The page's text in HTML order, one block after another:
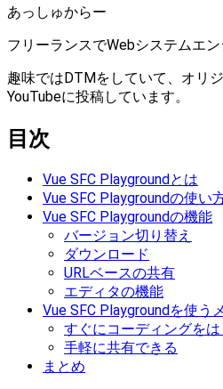
あっしゅからー
フリーランスでWebシステムエン
趣味ではDTMをしていて、オリ
YouTubeに投稿しています。
目次
Vue SFC Playgroundとは
Vue SFC Playgroundの使い
Vue SFC Playgroundの機能
バージョン切り替え
ダウンロード
URLベースの共有
エディタの機能
Vue SFC Playgroundを使う
すぐにコーディングを
手軽に共有できる
まとめ